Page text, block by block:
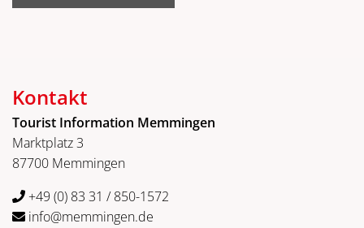
Kontakt
Tourist Information Memmingen
Marktplatz 3
87700 Memmingen
+49 (0) 83 31 / 850-1572
info@memmingen.de